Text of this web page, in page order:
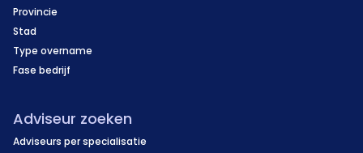
Provincie
Stad
Type overname
Fase bedrijf
Adviseur zoeken
Adviseurs per specialisatie